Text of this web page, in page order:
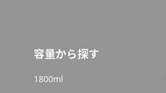
容量から探す
1800ml